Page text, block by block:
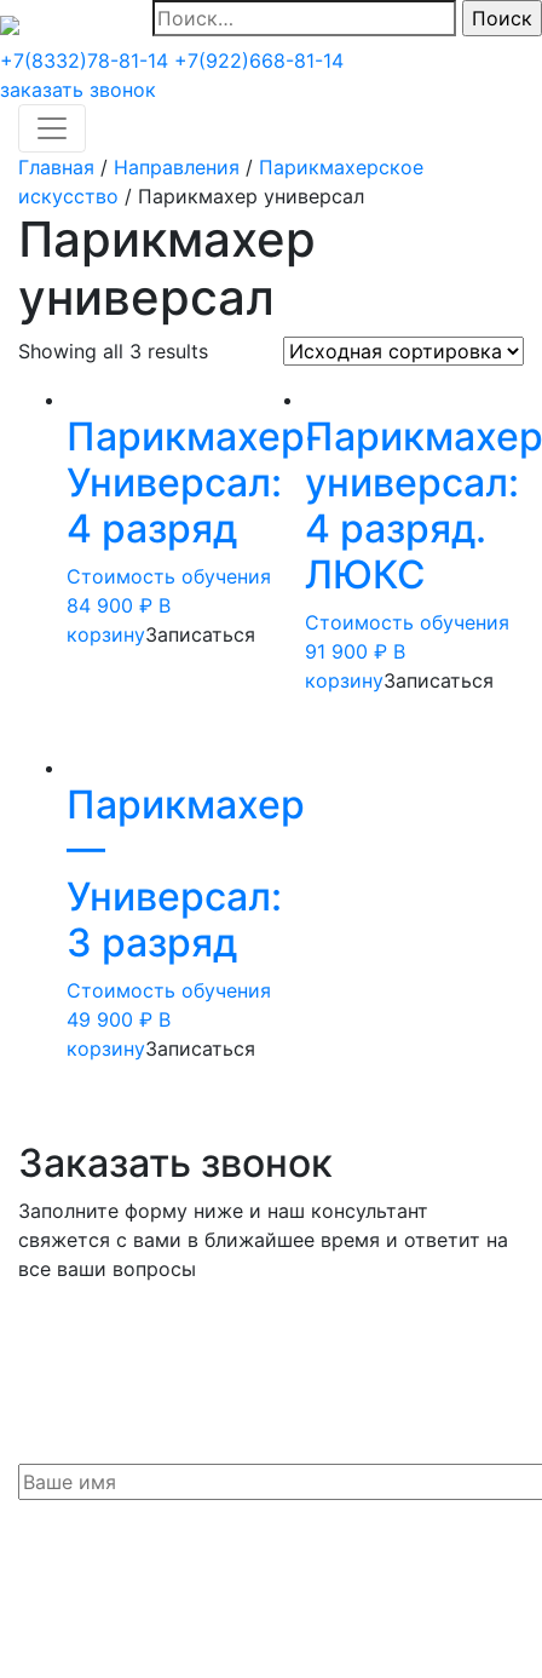
Найти:
+7(8332)78-81-14 +7(922)668-81-14
заказать звонок
Главная / Направления / Парикмахерское
искусство / Парикмахер универсал
Парикмахер
универсал
Showing all 3 results
Парикмахер-
Универсал:
4 разряд
Стоимость обучения
84 900 ₽ В
корзинуЗаписаться
универсал:
4 разряд.
ЛЮКС
Стоимость обучения
91 900 ₽ В
корзинуЗаписаться
Парикмахер
—
Универсал:
3 разряд
Стоимость обучения
49 900 ₽ В
корзинуЗаписаться
Заказать звонок
Заполните форму ниже и наш консультант
свяжется с вами в ближайшее время и ответит на
все ваши вопросы